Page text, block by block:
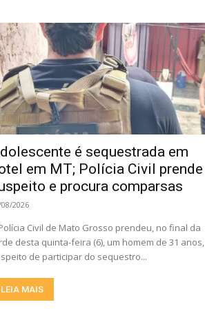
é sequestrada em
em MT; Polícia Civil prende
e procura comparsas
2026
Civil de Mato Grosso prendeu, no final da
desta quinta-feira (6), um homem de 31 anos,
de participar do sequestro...
LEIA MAIS